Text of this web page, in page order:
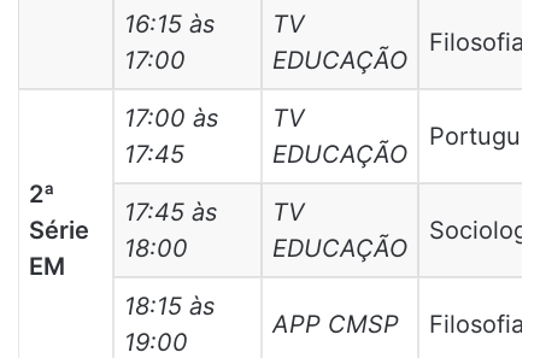
16:15 às
17:00
TV
EDUCAÇÃO
Filosofia
2ª
Série
EM
17:00 às
17:45
TV
EDUCAÇÃO
17:45 às
18:00
TV
EDUCAÇÃO
18:15 às
19:00
APP CMSP Filosofia